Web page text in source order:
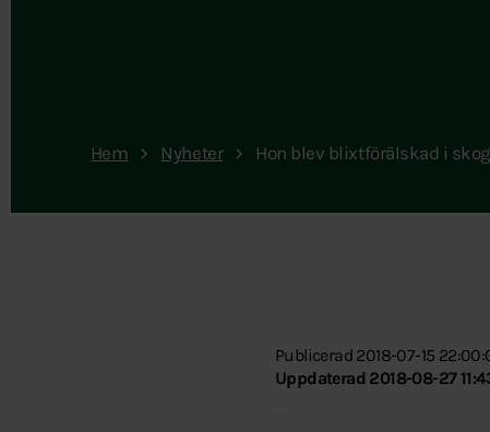
Hem Nyheter Hon blev blixtförälskad i
Publicerad 2018-07-15
Uppdaterad 2018-08-27